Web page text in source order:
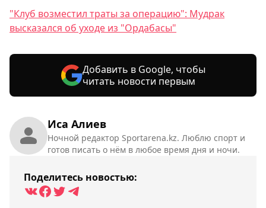
Иса Алиев
Ночной редактор Sportarena.kz. Люблю спорт и
готов писать о нём в любое время дня и ночи.
Поделитесь новостью:
"Клуб возместил траты за операцию": Мудрак
высказался об уходе из "Ордабасы"
Добавить в Google, чтобы
читать новости первым